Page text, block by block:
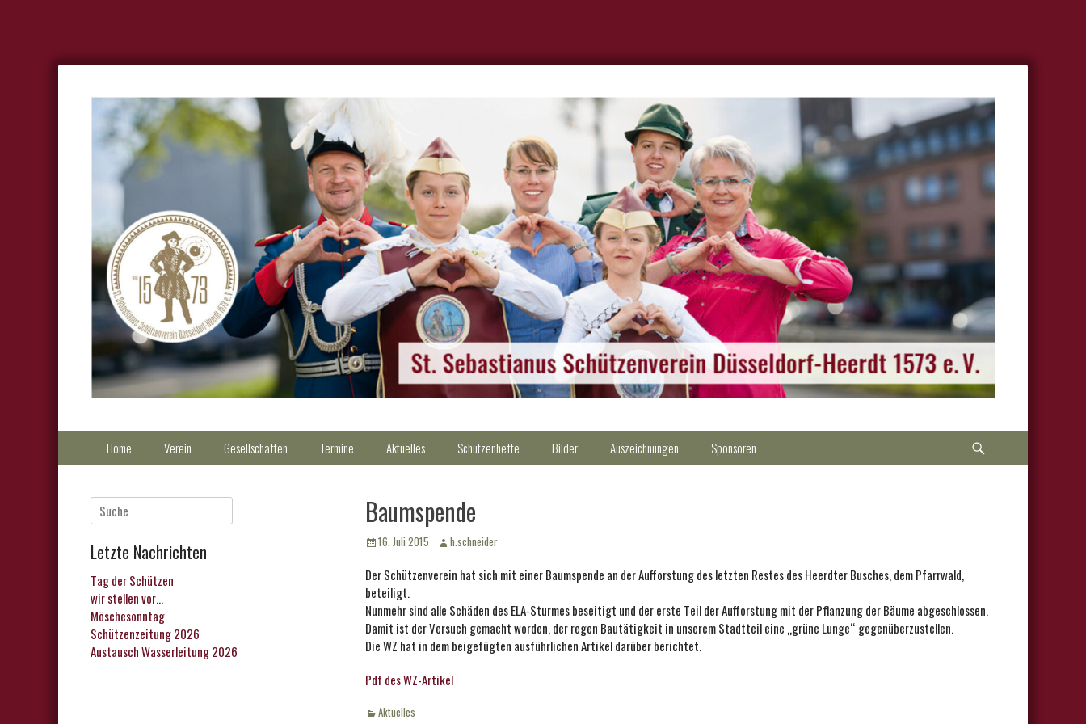
Primärmenu
Home Verein Gesellschaften Termine Aktuelles Schützenhefte Bilder Auszeichnungen Sponsoren
Baumspende
Veröffentlicht
16. Juli 2015 Autorh.schneider
Der Schützenverein hat sich mit einer Baumspende an der Aufforstung des letzten Restes des Heerdter Busches, dem Pfarrwald,
beteiligt.
Nunmehr sind alle Schäden des ELA-Sturmes beseitigt und der erste Teil der Aufforstung mit der Pflanzung der Bäume abgeschlossen.
Damit ist der Versuch gemacht worden, der regen Bautätigkeit in unserem Stadtteil eine „grüne Lunge“ gegenüberzustellen.
Die WZ hat in dem beigefügten ausführlichen Artikel darüber berichtet.
Pdf des WZ-Artikel
Kategorien
Aktuelles
Suche
nach:
Letzte Nachrichten
Tag der Schützen
wir stellen vor…
Möschesonntag
Schützenzeitung 2026
Austausch Wasserleitung 2026